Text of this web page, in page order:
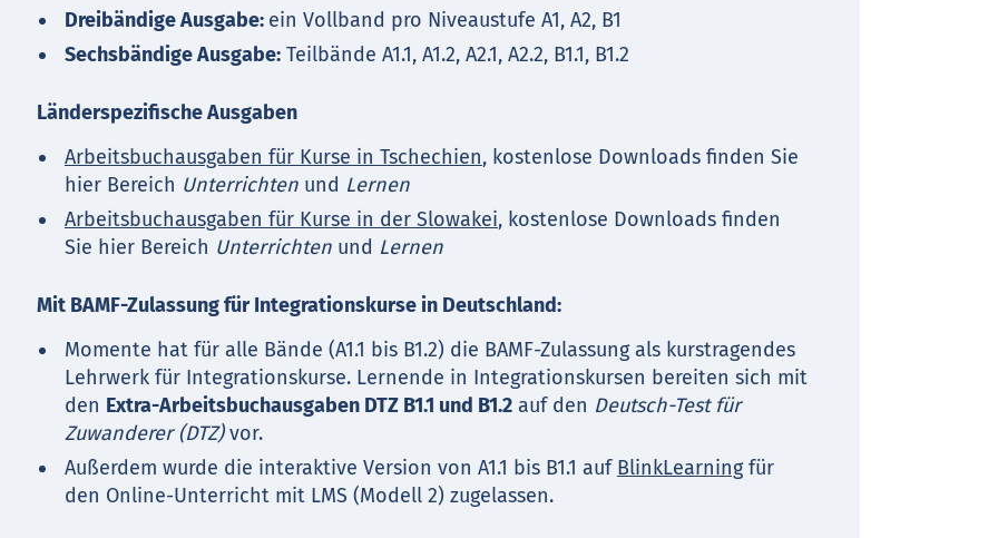
Dreibändige Ausgabe: ein Vollband pro Niveaustufe A1, A2, B1
Sechsbändige Ausgabe:Teilbände A1.1, A1.2, A2.1, A2.2, B1.1, B1.2
Länderspezifische Ausgaben
Arbeitsbuchausgaben für Kurse in Tschechien, kostenlose Downloads finden Sie
hier Bereich Unterrichtenund Lernen
Arbeitsbuchausgaben für Kurse in der Slowakei, kostenlose Downloads finden
Sie hier Bereich Unterrichtenund Lernen
Mit BAMF-Zulassung für Integrationskurse in Deutschland:
Momente hat für alle Bände (A1.1 bis B1.2) die BAMF-Zulassung als kurstragendes
Lehrwerk für Integrationskurse. Lernende in Integrationskursen bereiten sich mit
den Extra-Arbeitsbuchausgaben DTZ B1.1 und B1.2auf den Deutsch-Test für
Zuwanderer (DTZ)vor.
Außerdem wurde die interaktive Version von A1.1 bis B1.1 auf BlinkLearningfür
den Online-Unterricht mit LMS (Modell 2) zugelassen.